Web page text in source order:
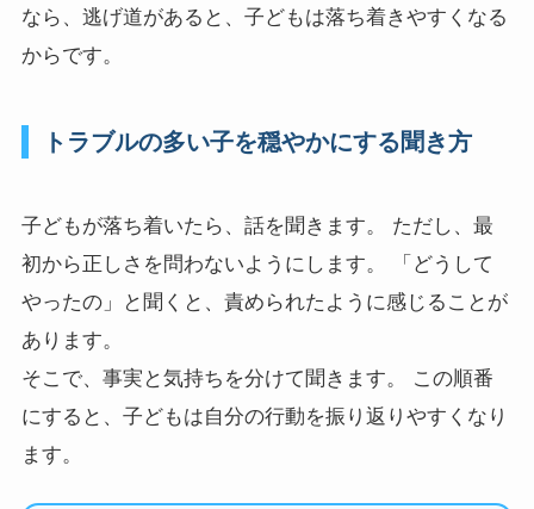
なら、逃げ道があると、子どもは落ち着きやすくなる
からです。
トラブルの多い子を穏やかにする聞き方
子どもが落ち着いたら、話を聞きます。 ただし、最
初から正しさを問わないようにします。 「どうして
やったの」と聞くと、責められたように感じることが
あります。
そこで、事実と気持ちを分けて聞きます。 この順番
にすると、子どもは自分の行動を振り返りやすくなり
ます。